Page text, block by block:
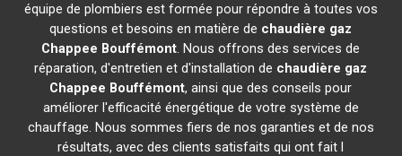
équipe de plombiers est formée pour répondre à toutes vos
questions et besoins en matière de chaudière gaz
Chappee Bouffémont. Nous offrons des services de
réparation, d'entretien et d'installation de chaudière gaz
Chappee Bouffémont, ainsi que des conseils pour
améliorer l'efficacité énergétique de votre système de
chauffage. Nous sommes fiers de nos garanties et de nos
résultats, avec des clients satisfaits qui ont fait l